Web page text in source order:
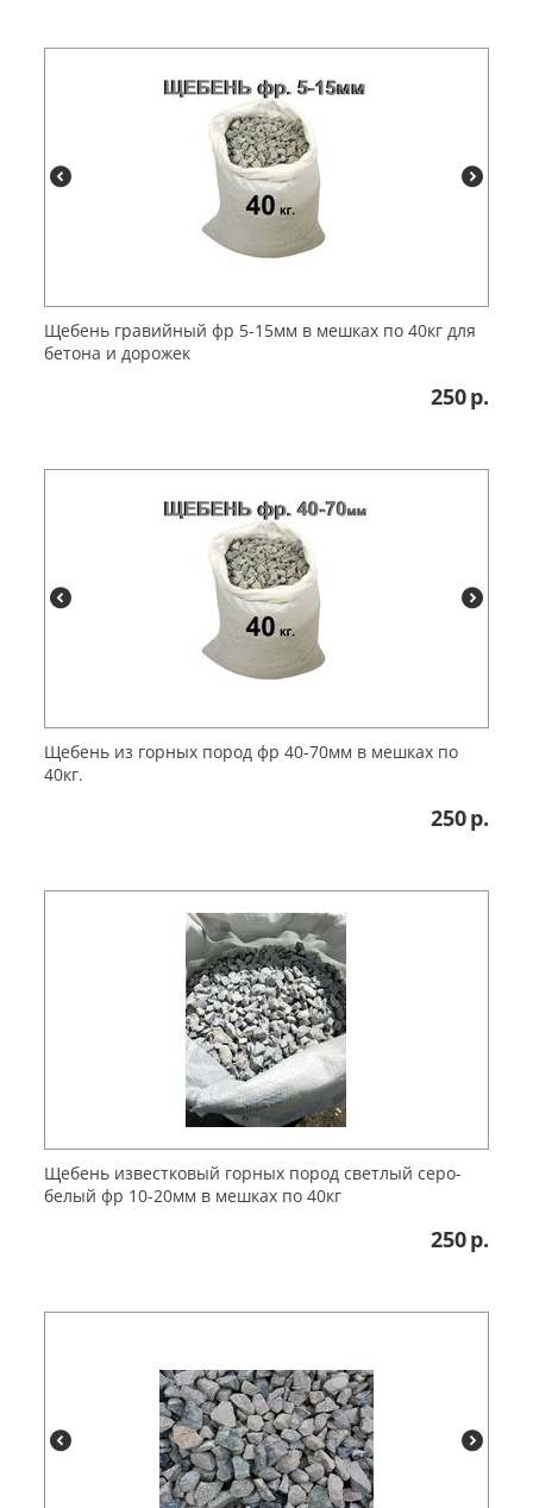
Щебень гравийный фр 5-15мм в мешках по 40кг для
бетона и дорожек
250р.
Щебень из горных пород фр 40-70мм в мешках по
40кг.
250р.
Щебень известковый горных пород светлый серо-
белый фр 10-20мм в мешках по 40кг
250р.